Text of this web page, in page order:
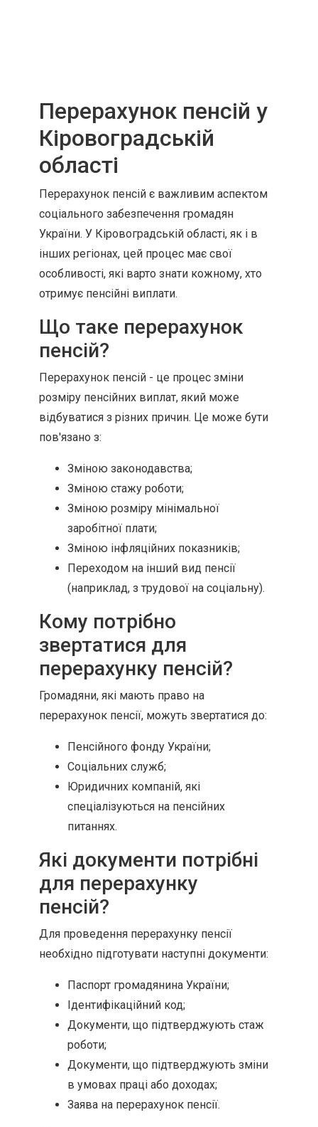
Перерахунок пенсій у
Кіровоградській
області
Перерахунок пенсій є важливим аспектом
соціального забезпечення громадян
України. У Кіровоградській області, як і в
інших регіонах, цей процес має свої
особливості, які варто знати кожному, хто
отримує пенсійні виплати.
Що таке перерахунок
пенсій?
Перерахунок пенсій - це процес зміни
розміру пенсійних виплат, який може
відбуватися з різних причин. Це може бути
пов'язано з:
Зміною законодавства;
Зміною стажу роботи;
Зміною розміру мінімальної
заробітної плати;
Зміною інфляційних показників;
Переходом на інший вид пенсії
(наприклад, з трудової на соціальну).
Кому потрібно
звертатися для
перерахунку пенсій?
Громадяни, які мають право на
перерахунок пенсії, можуть звертатися до:
Пенсійного фонду України;
Соціальних служб;
Юридичних компаній, які
спеціалізуються на пенсійних
питаннях.
Які документи потрібні
для перерахунку
пенсій?
Для проведення перерахунку пенсії
необхідно підготувати наступні документи:
Паспорт громадянина України;
Ідентифікаційний код;
Документи, що підтверджують стаж
роботи;
Документи, що підтверджують зміни
в умовах праці або доходах;
Заява на перерахунок пенсії.